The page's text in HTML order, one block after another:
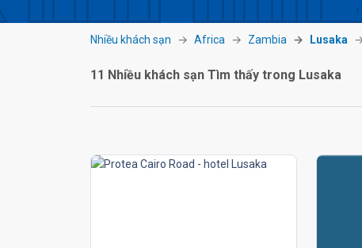
Nhiều khách sạn Africa Zambia Lusaka
11 Nhiều khách sạn Tìm thấy trong Lusaka